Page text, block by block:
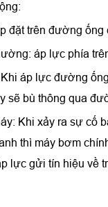
đặt trên đường ống
áp lực phía
áp lực đường
sẽ bù thông qua
Khi xảy ra sự cố
thì máy bơm
lực gửi tín hiệu về